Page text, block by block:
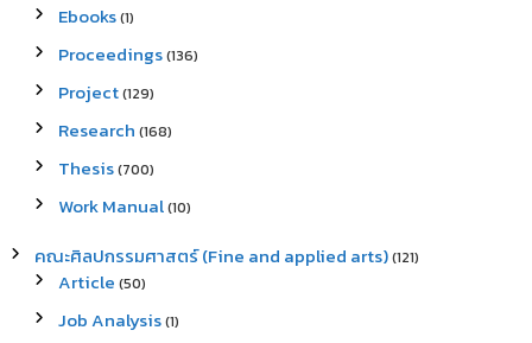
Ebooks(1)
Proceedings(136)
Project(129)
Research (168)
Thesis(700)
Work Manual(10)
คณะศิลปกรรมศาสตร์ (Fine and applied arts)(121)
Article (50)
Job Analysis(1)